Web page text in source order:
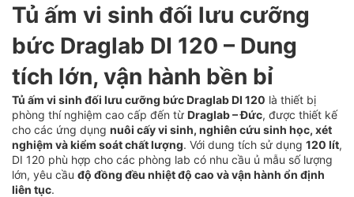
Tủ ấm vi sinh đối lưu cưỡng
bức Draglab DI 120 – Dung
tích lớn, vận hành bền bỉ
Tủ ấm vi sinh đối lưu cưỡng bức Draglab DI 120 là thiết bị
phòng thí nghiệm cao cấp đến từ Draglab – Đức, được thiết kế
cho các ứng dụng nuôi cấy vi sinh, nghiên cứu sinh học, xét
nghiệm và kiểm soát chất lượng. Với dung tích sử dụng 120 lít,
DI 120 phù hợp cho các phòng lab có nhu cầu ủ mẫu số lượng
lớn, yêu cầu độ đồng đều nhiệt độ cao và vận hành ổn định
liên tục.